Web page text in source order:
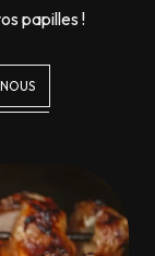
papilles !